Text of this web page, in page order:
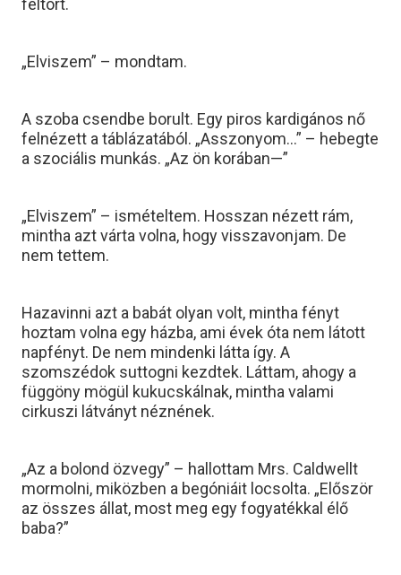
feltört.
„Elviszem” – mondtam.
A szoba csendbe borult. Egy piros kardigános nő
felnézett a táblázatából. „Asszonyom…” – hebegte
a szociális munkás. „Az ön korában—”
„Elviszem” – ismételtem. Hosszan nézett rám,
mintha azt várta volna, hogy visszavonjam. De
nem tettem.
Hazavinni azt a babát olyan volt, mintha fényt
hoztam volna egy házba, ami évek óta nem látott
napfényt. De nem mindenki látta így. A
szomszédok suttogni kezdtek. Láttam, ahogy a
függöny mögül kukucskálnak, mintha valami
cirkuszi látványt néznének.
„Az a bolond özvegy” – hallottam Mrs. Caldwellt
mormolni, miközben a begóniáit locsolta. „Először
az összes állat, most meg egy fogyatékkal élő
baba?”